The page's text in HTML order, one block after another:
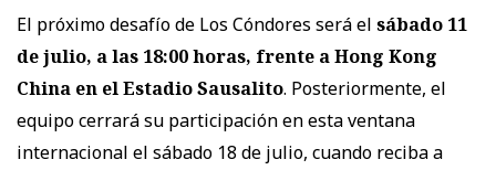
El próximo desafío de Los Cóndores será el sábado 11
de julio, a las 18:00 horas, frente a Hong Kong
China en el Estadio Sausalito. Posteriormente, el
equipo cerrará su participación en esta ventana
internacional el sábado 18 de julio, cuando reciba a